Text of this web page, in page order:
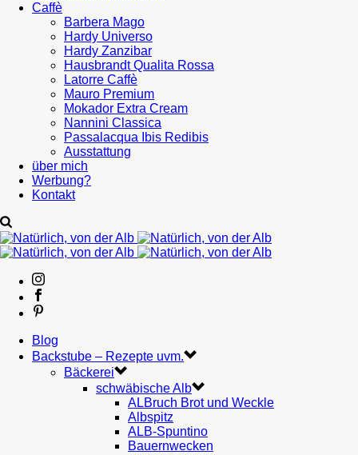
Caffè
Barbera Mago
Hardy Universo
Hardy Zanzibar
Hausbrandt Qualita Rossa
Latorre Caffè
Mauro Premium
Mokador Extra Cream
Nannini Classica
Passalacqua Ibis Redibis
Ausstattung
über mich
Werbung?
Kontakt
Blog
Backstube – Rezepte uvm.
Bäckerei
schwäbische Alb
ALBruch Brot und Weckle
Albspitz
ALB-Spuntino
Bauernwecken